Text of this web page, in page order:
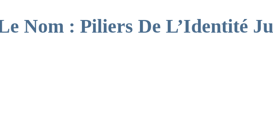
Nom : Piliers De L’Identité